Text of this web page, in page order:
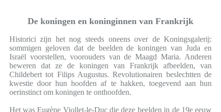
De koningen en koninginnen van Frankrijk
Historici zijn het nog steeds oneens over de Koningsgalerij:
sommigen geloven dat de beelden de koningen van Juda en
Israël voorstellen, voorouders van de Maagd Maria. Anderen
beweren dat ze de koningen van Frankrijk afbeelden, van
Childebert tot Filips Augustus. Revolutionairen beslechtten de
kwestie door hun hoofden af ​​te hakken, toegevend aan hun
oerinstinct om koningen te onthoofden.
Het was Eugène Viollet-le-Duc die deze beelden in de 19e eeuw